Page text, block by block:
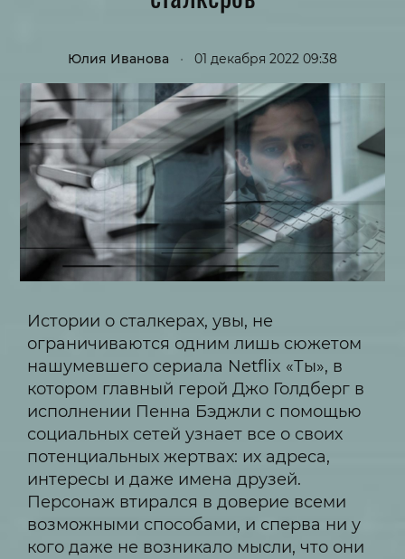
Юлия Иванова • 01 декабря 2022 09:38
Истории о сталкерах, увы, не
ограничиваются одним лишь сюжетом
нашумевшего сериала Netflix «Ты», в
котором главный герой Джо Голдберг в
исполнении Пенна Бэджли с помощью
социальных сетей узнает все о своих
потенциальных жертвах: их адреса,
интересы и даже имена друзей.
Персонаж втирался в доверие всеми
возможными способами, и сперва ни у
кого даже не возникало мысли, что они